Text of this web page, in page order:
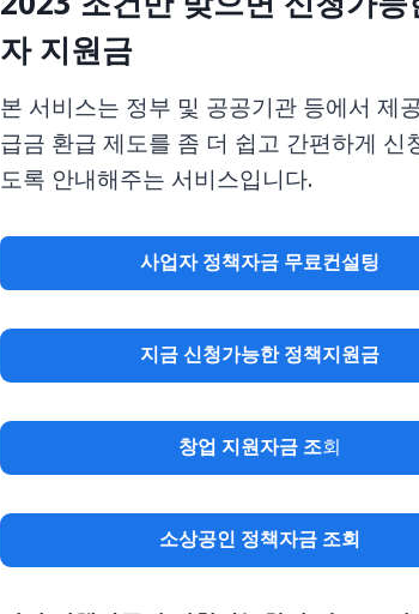
자 지원금
본 서비스는 정부 및 공공기관 등에서 제
급금 환급 제도를 좀 더 쉽고 간편하게 신
도록 안내해주는 서비스입니다.
사업자 정책자금 무료컨설팅
지금 신청가능한 정책지원금
창업 지원자금 조회
소상공인 정책자금 조회